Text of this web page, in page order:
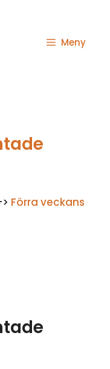
Meny
Förra veckans